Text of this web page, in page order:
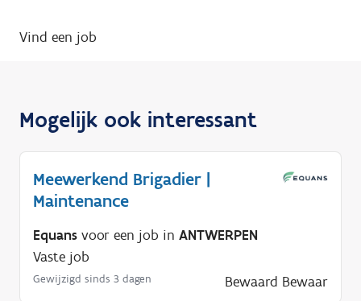
Vind een job
Mogelijk ook interessant
Meewerkend Brigadier |
Maintenance
Equans voor een job in ANTWERPEN
Vaste job
Gewijzigd sinds 3 dagen Bewaard Bewaar